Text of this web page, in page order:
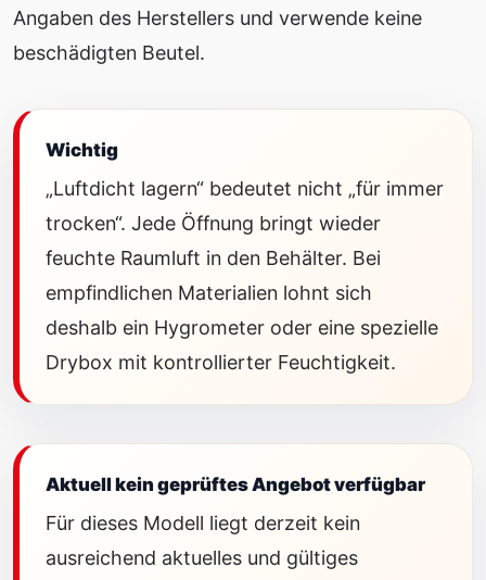
Angaben des Herstellers und verwende keine
beschädigten Beutel.
Wichtig
„Luftdicht lagern“ bedeutet nicht „für immer
trocken“. Jede Öffnung bringt wieder
feuchte Raumluft in den Behälter. Bei
empfindlichen Materialien lohnt sich
deshalb ein Hygrometer oder eine spezielle
Drybox mit kontrollierter Feuchtigkeit.
Aktuell kein geprüftes Angebot verfügbar
Für dieses Modell liegt derzeit kein
ausreichend aktuelles und gültiges